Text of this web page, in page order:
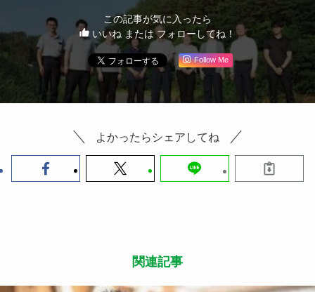
この記事が気に入ったら
いいね または フォローしてね！
Follow Me
よかったらシェアしてね
関連記事